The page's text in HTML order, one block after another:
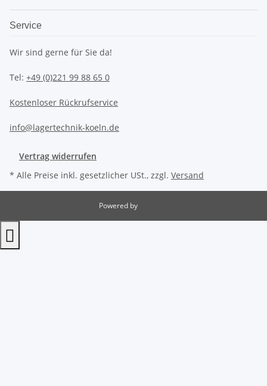
Service
Wir sind gerne für Sie da!
Tel: +49 (0)221 99 88 65 0
Kostenloser Rückrufservice
info@lagertechnik-koeln.de
Vertrag widerrufen
* Alle Preise inkl. gesetzlicher USt., zzgl. Versand
Powered by